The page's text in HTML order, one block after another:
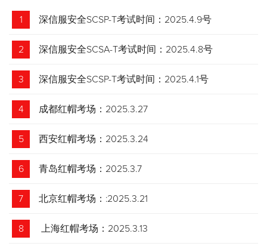
1 深信服安全SCSP-T考试时间：2025.4.9号
2 深信服安全SCSA-T考试时间：2025.4.8号
3 深信服安全SCSP-T考试时间：2025.4.1号
4 成都红帽考场：2025.3.27
5 西安红帽考场：2025.3.24
6 青岛红帽考场：2025.3.7
7 北京红帽考场：:2025.3.21
8 上海红帽考场：2025.3.13